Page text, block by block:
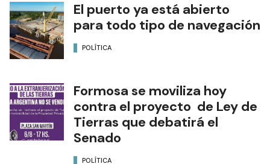
El puerto ya está abierto
para todo tipo de navegación
POLÍTICA
Formosa se moviliza hoy
contra el proyecto de Ley de
Tierras que debatirá el
Senado
POLÍTICA